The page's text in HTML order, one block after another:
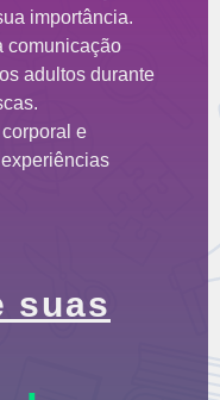
importância.
comunicação
adultos durante
e
suas